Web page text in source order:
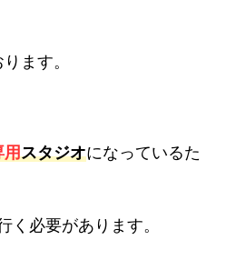
ます。
用スタジオになっているた
く必要があります。